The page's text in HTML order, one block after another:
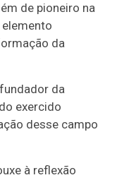
de pioneiro na
da
da
exercido
desse campo
à reflexão